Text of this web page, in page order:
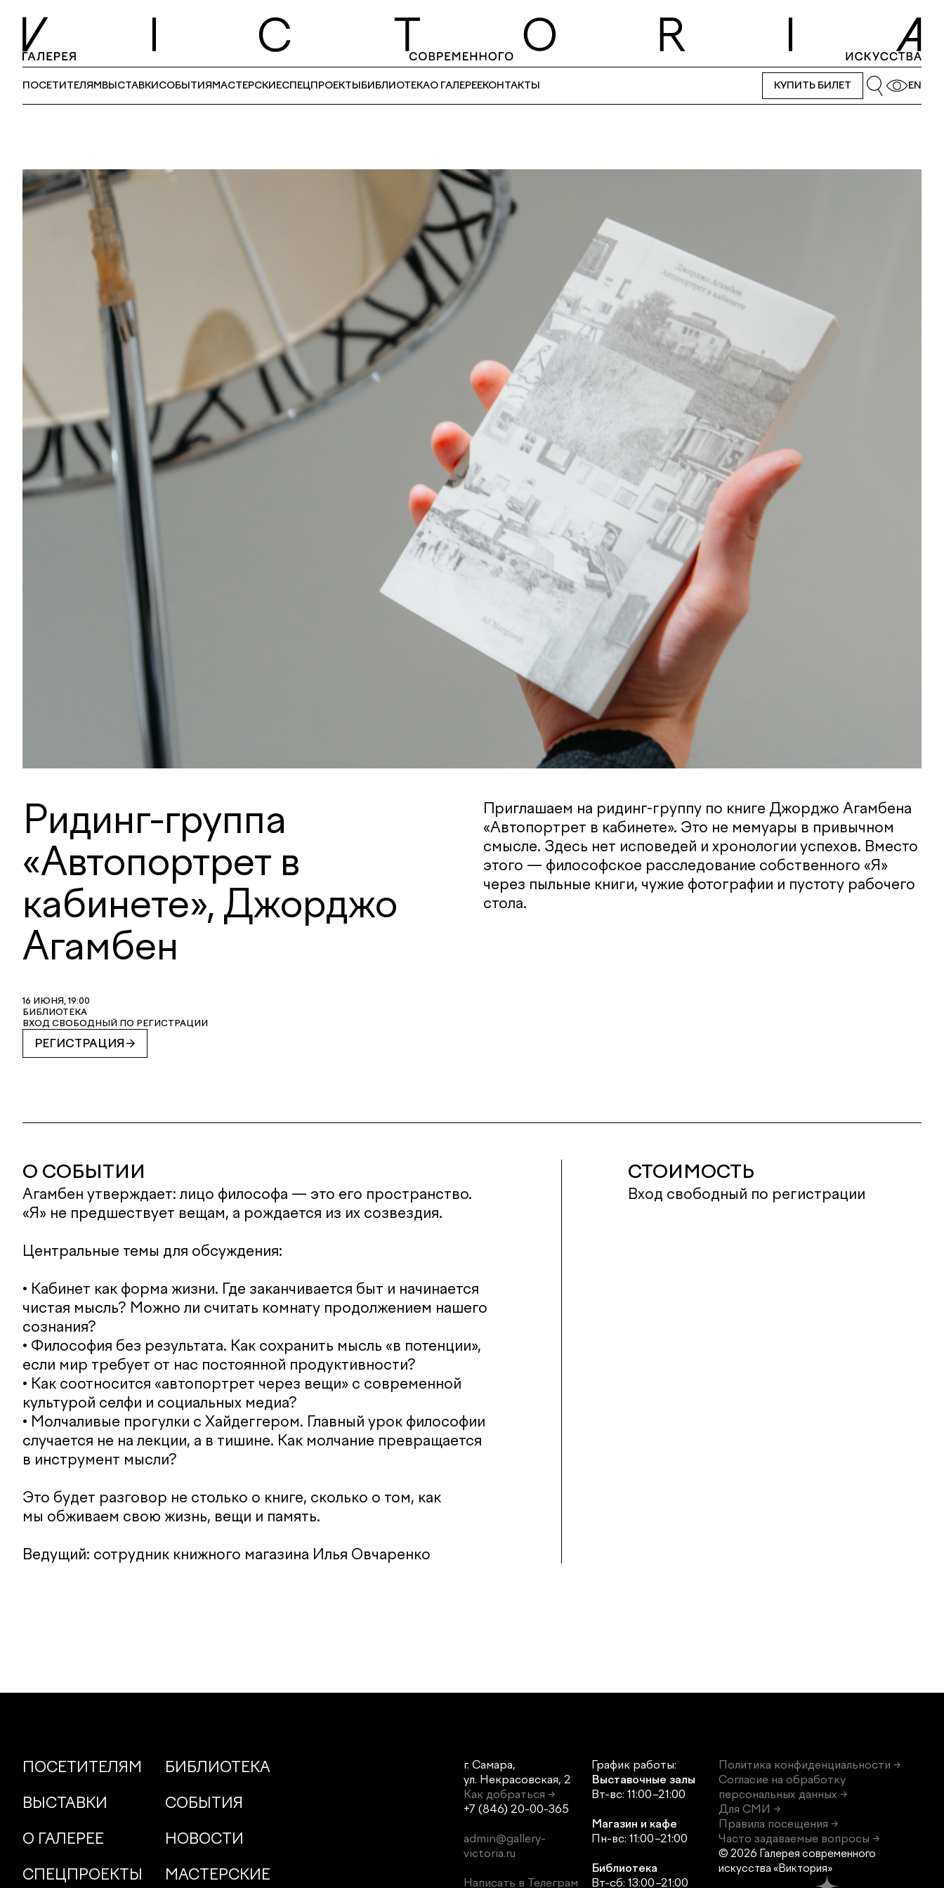
ПОСЕТИТЕЛЯМВЫСТАВКИСОБЫТИЯМАСТЕРСКИЕСПЕЦПРОЕКТЫБИБЛИОТЕКАО ГАЛЕРЕЕКОНТАКТЫ КУПИТЬ БИЛЕТ EN
Ридинг-группа
«Автопортрет в
кабинете», Джорджо
Агамбен
16 ИЮНЯ, 19:00
БИБЛИОТЕКА
ВХОД СВОБОДНЫЙ ПО РЕГИСТРАЦИИ
РЕГИСТРАЦИЯ
Приглашаем на ридинг-группу по книге Джорджо Агамбена
«Автопортрет в кабинете». Это не мемуары в привычном
смысле. Здесь нет исповедей и хронологии успехов. Вместо
этого — философское расследование собственного «Я»
через пыльные книги, чужие фотографии и пустоту рабочего
стола.
О СОБЫТИИ
Агамбен утверждает: лицо философа — это его пространство.
«Я» не предшествует вещам, а рождается из их созвездия.
Центральные темы для обсуждения:
• Кабинет как форма жизни. Где заканчивается быт и начинается
чистая мысль? Можно ли считать комнату продолжением нашего
сознания?
• Философия без результата. Как сохранить мысль «в потенции»,
если мир требует от нас постоянной продуктивности?
• Как соотносится «автопортрет через вещи» с современной
культурой селфи и социальных медиа?
• Молчаливые прогулки с Хайдеггером. Главный урок философии
случается не на лекции, а в тишине. Как молчание превращается
в инструмент мысли?
Это будет разговор не столько о книге, сколько о том, как
мы обживаем свою жизнь, вещи и память.
Ведущий: сотрудник книжного магазина Илья Овчаренко
СТОИМОСТЬ
Вход свободный по регистрации
ПОСЕТИТЕЛЯМ БИБЛИОТЕКА
ВЫСТАВКИ СОБЫТИЯ
О ГАЛЕРЕЕ НОВОСТИ
СПЕЦПРОЕКТЫ МАСТЕРСКИЕ
г. Самара,
ул. Некрасовская, 2
Как добраться →
+7 (846) 20-00-365
admin@gallery-
victoria.ru
Написать в Телеграм
График работы:
Выставочные залы
Вт-вс: 11:00–21:00
Магазин и кафе
Пн-вс: 11:00–21:00
Библиотека
Вт-сб: 13:00–21:00
Политика конфиденциальности →
Согласие на обработку
персональных данных →
Для СМИ →
Правила посещения →
Часто задаваемые вопросы →
© 2026 Галерея современного
искусства «Виктория»